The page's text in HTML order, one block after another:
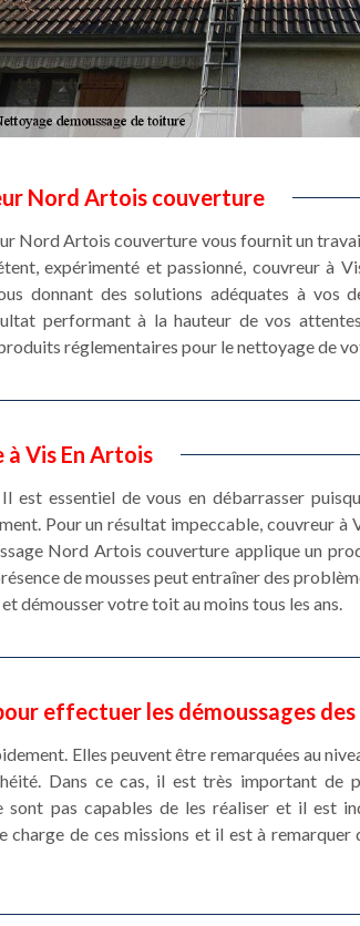
Nord Artois couverture
Nord Artois couverture vous fournit un
expérimenté et passionné, couvreur à
donnant des solutions adéquates à vos
performant à la hauteur de vos
réglementaires pour le nettoyage de
Vis En Artois
essentiel de vous en débarrasser
Pour un résultat impeccable, couvreur à
Nord Artois couverture applique un
de mousses peut entraîner des
démousser votre toit au moins tous les ans.
effectuer les démoussages
Elles peuvent être remarquées au
Dans ce cas, il est très important de
sont pas capables de les réaliser et il est
de ces missions et il est à remarquer